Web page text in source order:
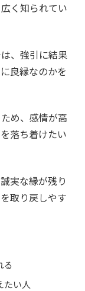
く知られてい
、強引に結果
良縁なのかを
め、感情が高
落ち着けたい
実な縁が残り
取り戻しやす
る
たい人